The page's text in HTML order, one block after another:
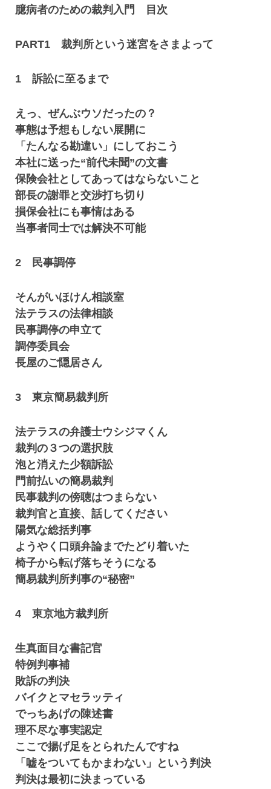
臆病者のための裁判入門 目次
PART1 裁判所という迷宮をさまよって
1 訴訟に至るまで
えっ、ぜんぶウソだったの？
事態は予想もしない展開に
「たんなる勘違い」にしておこう
本社に送った“前代未聞”の文書
保険会社としてあってはならないこと
部長の謝罪と交渉打ち切り
損保会社にも事情はある
当事者同士では解決不可能
2 民事調停
そんがいほけん相談室
法テラスの法律相談
民事調停の申立て
調停委員会
長屋のご隠居さん
3 東京簡易裁判所
法テラスの弁護士ウシジマくん
裁判の３つの選択肢
泡と消えた少額訴訟
門前払いの簡易裁判
民事裁判の傍聴はつまらない
裁判官と直接、話してください
陽気な総括判事
ようやく口頭弁論までたどり着いた
椅子から転げ落ちそうになる
簡易裁判所判事の“秘密”
4 東京地方裁判所
生真面目な書記官
特例判事補
敗訴の判決
バイクとマセラッティ
でっちあげの陳述書
理不尽な事実認定
ここで揚げ足をとられたんですね
「嘘をついてもかまわない」という判決
判決は最初に決まっている